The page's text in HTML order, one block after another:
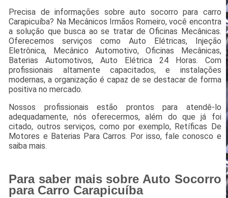
Precisa de informações sobre auto socorro para carro
Carapicuíba? Na Mecânicos Irmãos Romeiro, você encontra
a solução que busca ao se tratar de Oficinas Mecânicas.
Oferecemos serviços como Auto Elétricas, Injeção
Eletrônica, Mecânico Automotivo, Oficinas Mecânicas,
Baterias Automotivos, Auto Elétrica 24 Horas. Com
profissionais altamente capacitados, e instalações
modernas, a organização é capaz de se destacar de forma
positiva no mercado.
Nossos profissionais estão prontos para atendê-lo
adequadamente, nós oferecermos, além do que já foi
citado, outros serviços, como por exemplo, Retíficas De
Motores e Baterias Para Carros. Por isso, fale conosco e
saiba mais.
Para saber mais sobre Auto Socorro
para Carro Carapicuíba